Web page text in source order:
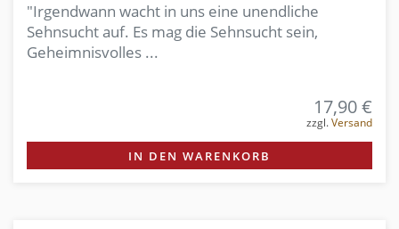
"Irgendwann wacht in uns eine unendliche
Sehnsucht auf. Es mag die Sehnsucht sein,
Geheimnisvolles ...
17,90 €
zzgl.Versand
IN DEN WARENKORB